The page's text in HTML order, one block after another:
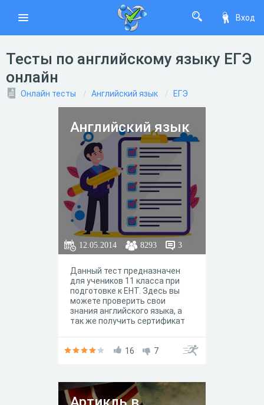
Вход
Тесты по английскому языку ЕГЭ
онлайн
Онлайн тесты Английский язык ЕГЭ
Английский язык
12.05.2014 8293 3
Данный тест предназначен
для учеников 11 класса при
подготовке к ЕНТ. Здесь вы
можете проверить свои
знания английского языка, а
так же получить сертификат
16 7